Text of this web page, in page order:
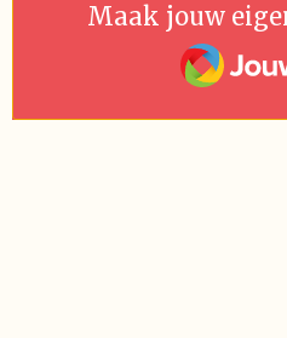
Maak jouw
JouwWeb